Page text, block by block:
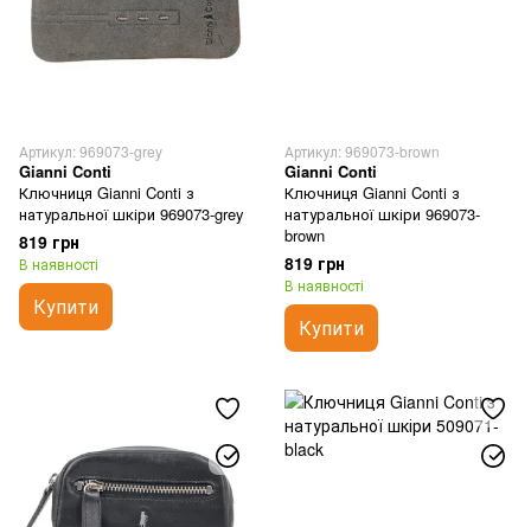
Артикул: 969073-grey
Gianni Conti
Ключниця Gianni Conti з
натуральної шкіри 969073-grey
819 грн
В наявності
Купити
Артикул: 969073-brown
Gianni Conti
Ключниця Gianni Conti з
натуральної шкіри 969073-
brown
819 грн
В наявності
Купити